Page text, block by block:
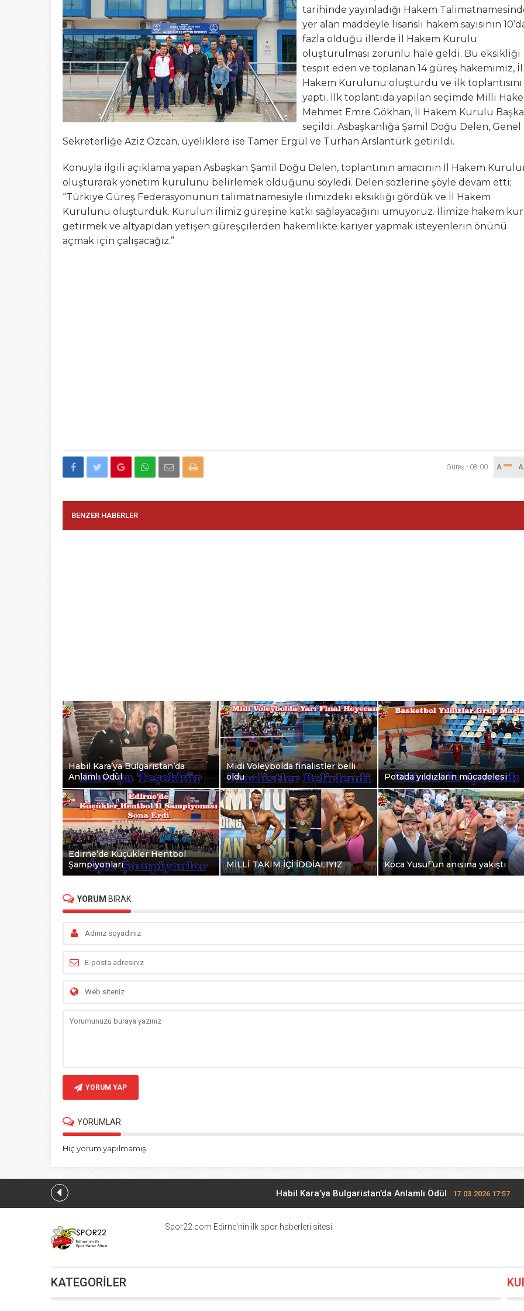
20:00 ŞAHİ’DEN KADIN MİLLİ TAKIMINA TEŞEKKÜR
08:20 Buca Deplasmanında Kayıp
20:20 Namazı beklerken Hakk’a yürüdü
20:15 Büyük Usta Pele Mehmet’i kaybettik
20:08 Takımını kuran gelsin
tarihinde yayınladığı Hakem
yer alan maddeyle lisanslı hakem sayısının
fazla olduğu illerde İl Hakem Kurulu
oluşturulması zorunlu hale geldi. Bu eksikliği
tespit eden ve toplanan 14 güreş hakemimiz, İl
Hakem Kurulunu oluşturdu ve ilk toplantısını
yaptı. İlk toplantıda yapılan seçimde Milli
Mehmet Emre Gökhan, İl Hakem Kurulu
seçildi. Asbaşkanlığa Şamil Doğu Delen, Genel
Sekreterliğe Aziz Özcan, üyeliklere ise Tamer Ergül ve Turhan Arslantürk getirildi.
Konuyla ilgili açıklama yapan Asbaşkan Şamil Doğu Delen, toplantının amacının İl Hakem
oluşturarak yönetim kurulunu belirlemek olduğunu söyledi. Delen sözlerine şöyle devam etti;
“Türkiye Güreş Federasyonunun talimatnamesiyle ilimizdeki eksikliği gördük ve İl Hakem
Kurulunu oluşturduk. Kurulun ilimiz güreşine katkı sağlayacağını umuyoruz. İlimize hakem
getirmek ve altyapıdan yetişen güreşçilerden hakemlikte kariyer yapmak isteyenlerin önünü
açmak için çalışacağız.”
Güreş - 08:00 A
BENZER HABERLER
Habil Kara’ya Bulgaristan’da
Anlamlı Ödül
Midi Voleybolda finalistler belli
oldu
Potada yıldızların mücadelesi
Edirne’de Küçükler Hentbol
Şampiyonları
MİLLİ TAKIM İÇİ İDDİALIYIZ Koca Yusuf’un anısına yakıştı
YORUM BIRAK
YORUM YAP
YORUMLAR
Hiç yorum yapılmamış.
Habil Kara’ya Bulgaristan’da Anlamlı Ödül 17.03.2026 17:57
Midi Voleybolda finalistler belli oldu
Spor22.com Edirne'nin ilk spor haberleri sitesi.
KATEGORİLER